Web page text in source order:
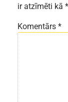
ir atzīmēti kā *
Komentārs *